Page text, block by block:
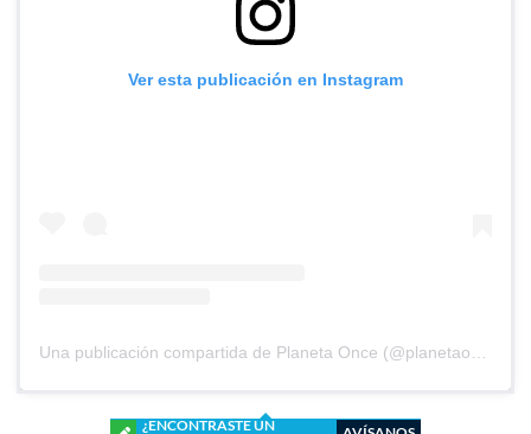
Ver esta publicación en Instagram
Una publicación compartida de Planeta Once (@planetaoncefem)
¿ENCONTRASTE UN